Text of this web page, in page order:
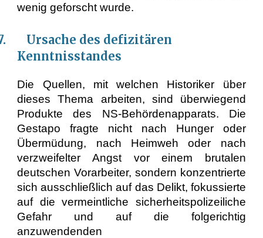
wenig geforscht wurde.
Ursache des defizitären
Kenntnisstandes
Die Quellen, mit welchen Historiker über
dieses Thema arbeiten, sind überwiegend
Produkte des NS-Behördenapparats. Die
Gestapo fragte nicht nach Hunger oder
Übermüdung, nach Heimweh oder nach
verzweifelter Angst vor einem brutalen
deutschen Vorarbeiter, sondern konzentrierte
sich ausschließlich auf das Delikt, fokussierte
auf die vermeintliche sicherheitspolizeiliche
Gefahr und auf die folgerichtig
anzuwendenden